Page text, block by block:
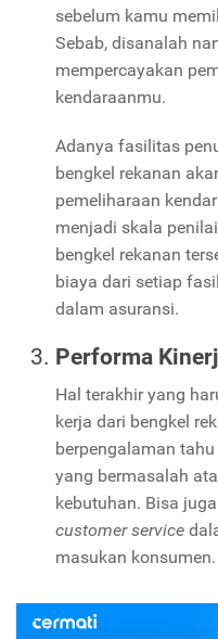
sebelum kamu
Sebab, disanalah
mempercayakan
kendaraanmu.
Adanya fasilitas
bengkel rekanan
pemeliharaan
menjadi skala
bengkel rekanan
biaya dari setiap
dalam asuransi.
Performa
Hal terakhir yang
kerja dari bengkel
berpengalaman
yang bermasalah
kebutuhan. Bisa
customer service
masukan konsumen.